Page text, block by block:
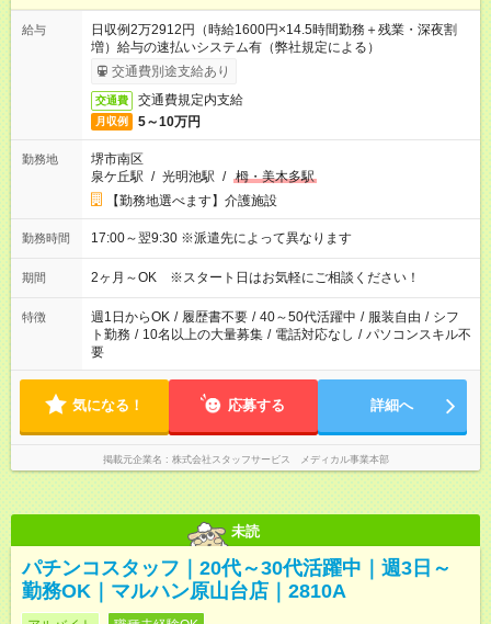
給与
日収例2万2912円（時給1600円×14.5時間勤務＋残業・深夜割
増）給与の速払いシステム有（弊社規定による）
交通費別途支給あり
交通費 交通費規定内支給
月収例 5～10万円
勤務地
堺市南区
泉ケ丘駅 / 光明池駅 / 栂・美木多駅
【勤務地選べます】介護施設
勤務時間 17:00～翌9:30 ※派遣先によって異なります
期間 2ヶ月～OK ※スタート日はお気軽にご相談ください！
特徴 週1日からOK / 履歴書不要 / 40～50代活躍中 / 服装自由 / シフ
ト勤務 / 10名以上の大量募集 / 電話対応なし / パソコンスキル不
要
気になる！ 応募する 詳細へ
掲載元企業名 株式会社スタッフサービス メディカル事業本部
未読
パチンコスタッフ｜20代～30代活躍中｜週3日～
勤務OK｜マルハン原山台店｜2810A